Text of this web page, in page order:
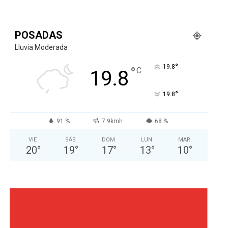
POSADAS
Lluvia Moderada
19.8 °C 19.8°
19.8°
91 % 7.9kmh 68 %
VIE
20°
SÁB
19°
DOM
17°
LUN
13°
MAR
10°